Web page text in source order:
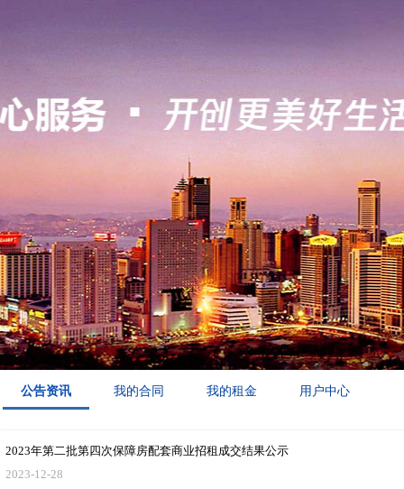
公告资讯 我的合同 我的租金 用户中心
2023年第二批第四次保障房配套商业招租成交结果公示
2023-12-28